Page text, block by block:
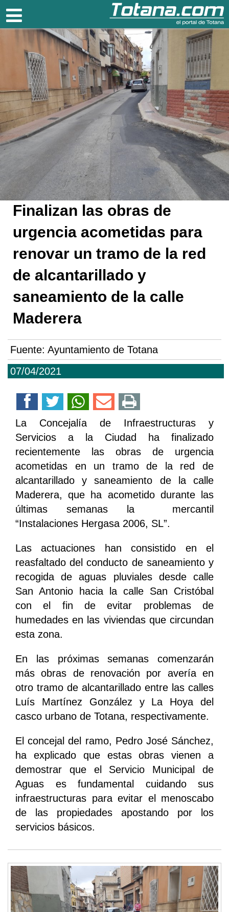
Totana.com
07/04/2021
Finalizan las obras de
urgencia acometidas para
renovar un tramo de la red
de alcantarillado y
saneamiento de la calle
Maderera
Fuente: Ayuntamiento de Totana
La Concejalía de Infraestructuras y
Servicios a la Ciudad ha finalizado
recientemente las obras de urgencia
acometidas en un tramo de la red de
alcantarillado y saneamiento de la calle
Maderera, que ha acometido durante las
últimas semanas la mercantil
“Instalaciones Hergasa 2006, SL”.
Las actuaciones han consistido en el
reasfaltado del conducto de saneamiento y
recogida de aguas pluviales desde calle
San Antonio hacia la calle San Cristóbal
con el fin de evitar problemas de
humedades en las viviendas que circundan
esta zona.
En las próximas semanas comenzarán
más obras de renovación por avería en
otro tramo de alcantarillado entre las calles
Luís Martínez González y La Hoya del
casco urbano de Totana, respectivamente.
El concejal del ramo, Pedro José Sánchez,
ha explicado que estas obras vienen a
demostrar que el Servicio Municipal de
Aguas es fundamental cuidando sus
infraestructuras para evitar el menoscabo
de las propiedades apostando por los
servicios básicos.